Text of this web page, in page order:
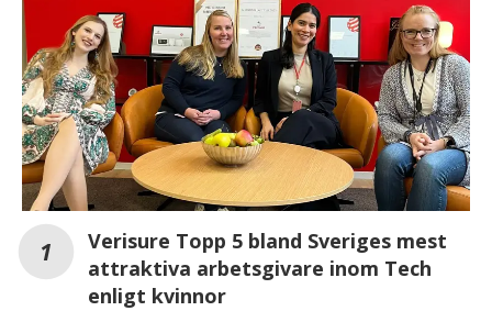
Verisure Topp 5 bland Sveriges mest
attraktiva arbetsgivare inom Tech
enligt kvinnor